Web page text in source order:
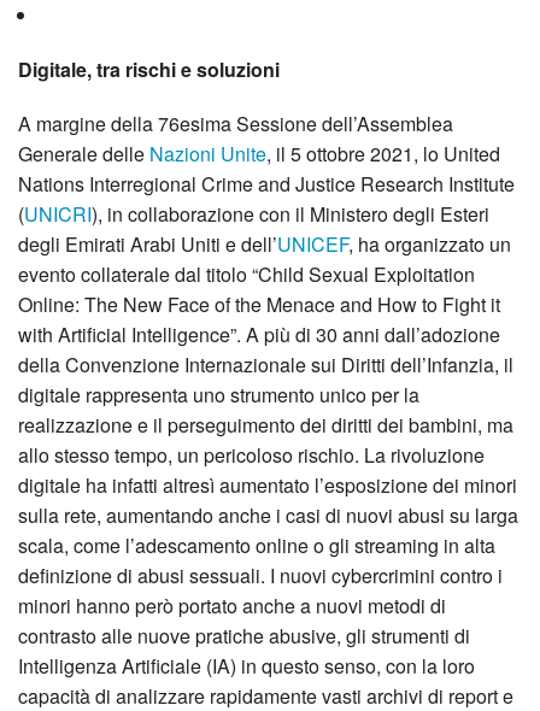
Digitale, tra rischi e soluzioni
A margine della 76esima Sessione dell’Assemblea
Generale delle Nazioni Unite, il 5 ottobre 2021, lo United
Nations Interregional Crime and Justice Research Institute
(UNICRI), in collaborazione con il Ministero degli Esteri
degli Emirati Arabi Uniti e dell’UNICEF, ha organizzato un
evento collaterale dal titolo “Child Sexual Exploitation
Online: The New Face of the Menace and How to Fight it
with Artificial Intelligence”. A più di 30 anni dall’adozione
della Convenzione Internazionale sui Diritti dell’Infanzia, il
digitale rappresenta uno strumento unico per la
realizzazione e il perseguimento dei diritti dei bambini, ma
allo stesso tempo, un pericoloso rischio. La rivoluzione
digitale ha infatti altresì aumentato l’esposizione dei minori
sulla rete, aumentando anche i casi di nuovi abusi su larga
scala, come l’adescamento online o gli streaming in alta
definizione di abusi sessuali. I nuovi cybercrimini contro i
minori hanno però portato anche a nuovi metodi di
contrasto alle nuove pratiche abusive, gli strumenti di
Intelligenza Artificiale (IA) in questo senso, con la loro
capacità di analizzare rapidamente vasti archivi di report e